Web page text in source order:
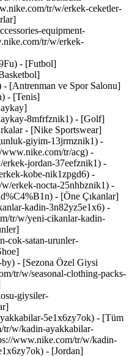
tr/w/erkek-ceketler-
equipment-
tr/w/erkek-
- [Futbol]
[Antrenman ve Spor Salonu]
- [Tenis]
8mfrfznik1) - [Golf]
- [Nike Sportswear]
giyim-13jrmznik1) -
tr/acg) -
jordan-37eefznik1) -
kobe-nik1zpgd6) -
erkek-nocta-25nhbznik1) -
- [Öne Çıkanlar]
kadin-3n82yz5e1x6) -
tr/w/yeni-cikanlar-kadin-
cok-satan-urunler-
- [Sezona Özel Giysi
tr/w/seasonal-clothing-packs-
giysiler-
5e1x6zy7ok) - [Tüm
tr/w/kadin-ayakkabilar-
www.nike.com/tr/w/kadin-
- [Jordan]